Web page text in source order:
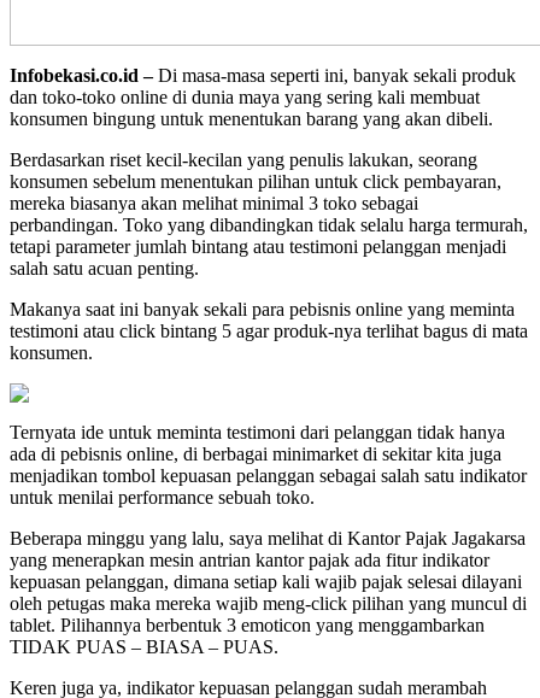
Infobekasi.co.id –Di masa-masa seperti ini, banyak sekali produk
dan toko-toko online di dunia maya yang sering kali membuat
konsumen bingung untuk menentukan barang yang akan dibeli.
Berdasarkan riset kecil-kecilan yang penulis lakukan, seorang
konsumen sebelum menentukan pilihan untuk click pembayaran,
mereka biasanya akan melihat minimal 3 toko sebagai
perbandingan. Toko yang dibandingkan tidak selalu harga termurah,
tetapi parameter jumlah bintang atau testimoni pelanggan menjadi
salah satu acuan penting.
Makanya saat ini banyak sekali para pebisnis online yang meminta
testimoni atau click bintang 5 agar produk-nya terlihat bagus di mata
konsumen.
Ternyata ide untuk meminta testimoni dari pelanggan tidak hanya
ada di pebisnis online, di berbagai minimarket di sekitar kita juga
menjadikan tombol kepuasan pelanggan sebagai salah satu indikator
untuk menilai performance sebuah toko.
Beberapa minggu yang lalu, saya melihat di Kantor Pajak Jagakarsa
yang menerapkan mesin antrian kantor pajak ada fitur indikator
kepuasan pelanggan, dimana setiap kali wajib pajak selesai dilayani
oleh petugas maka mereka wajib meng-click pilihan yang muncul di
tablet. Pilihannya berbentuk 3 emoticon yang menggambarkan
TIDAK PUAS – BIASA – PUAS.
Keren juga ya, indikator kepuasan pelanggan sudah merambah